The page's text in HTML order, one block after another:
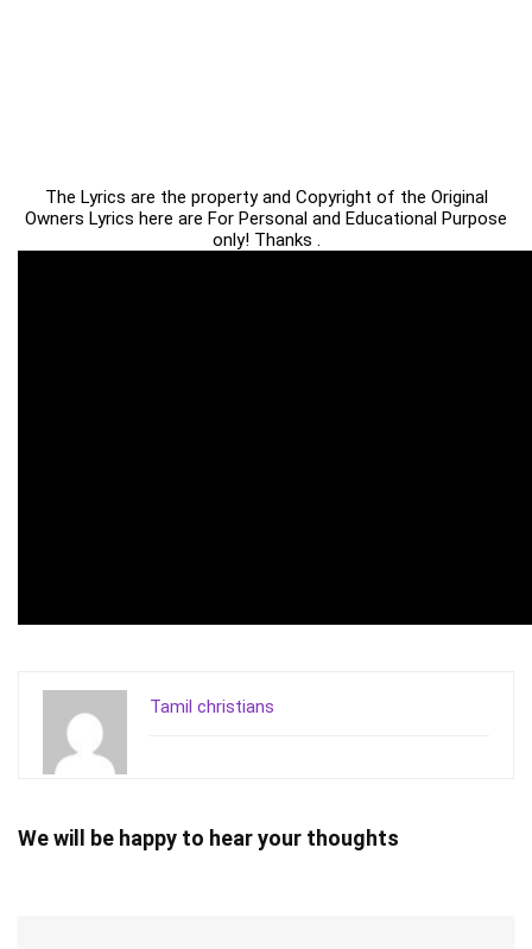
The Lyrics are the property and Copyright of the Original
Owners Lyrics here are For Personal and Educational Purpose
only! Thanks .
Tamil christians
We will be happy to hear your thoughts